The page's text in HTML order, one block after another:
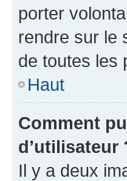
porter
rendre sur le
de toutes les
Haut
Comment
d’utilisateur
Il y a deux